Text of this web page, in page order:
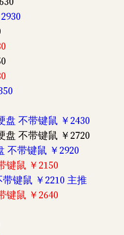
不带键鼠 ￥2430
不带键鼠 ￥2720
不带键鼠 ￥2920
键鼠 ￥2150
键鼠 ￥2210 主推
键鼠 ￥2640